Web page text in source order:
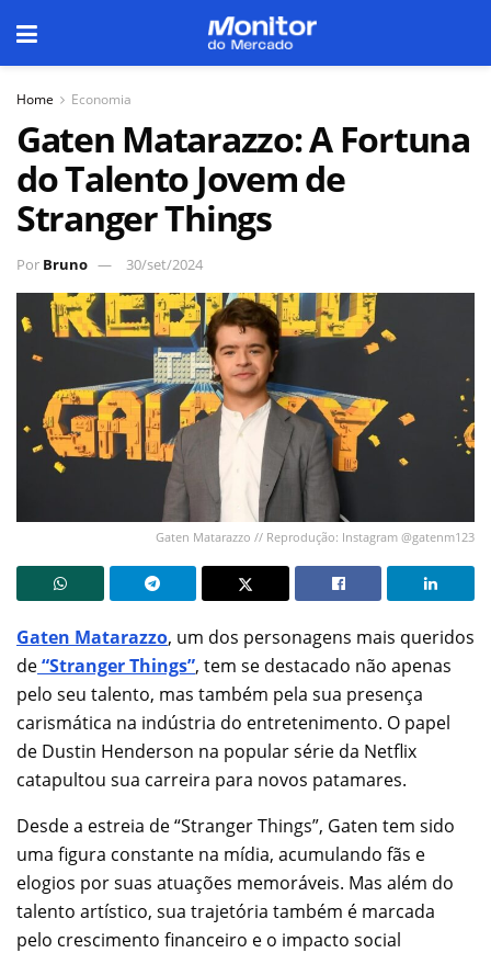
Home Economia
Gaten Matarazzo: A Fortuna
do Talento Jovem de
Stranger Things
Por Bruno 30/set/2024
Gaten Matarazzo // Reprodução: Instagram @gatenm123
Gaten Matarazzo, um dos personagens mais queridos
de“Stranger Things”, tem se destacado não apenas
pelo seu talento, mas também pela sua presença
carismática na indústria do entretenimento. O papel
de Dustin Henderson na popular série da Netflix
catapultou sua carreira para novos patamares.
Desde a estreia de “Stranger Things”, Gaten tem sido
uma figura constante na mídia, acumulando fãs e
elogios por suas atuações memoráveis. Mas além do
talento artístico, sua trajetória também é marcada
pelo crescimento financeiro e o impacto social